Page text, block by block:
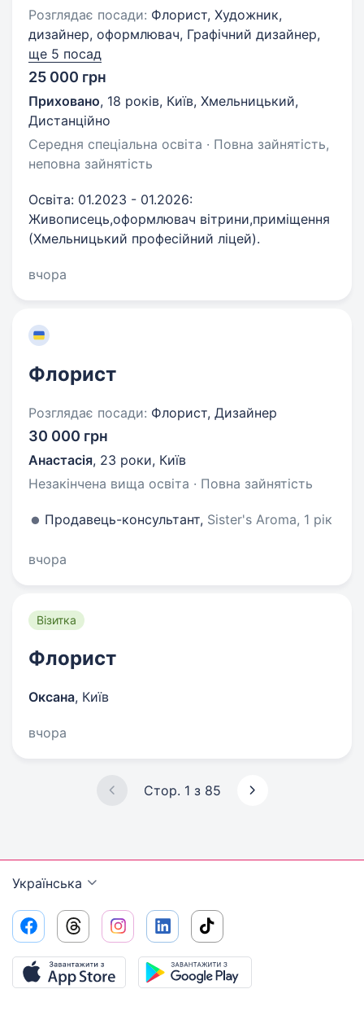
Розглядає посади: Флорист, Художник,
дизайнер, оформлювач, Графічний дизайнер,
ще 5 посад
25 000 грн
Приховано, 18 років, Київ, Хмельницький,
Дистанційно
Середня спеціальна освіта · Повна зайнятість,
неповна зайнятість
Освіта: 01.2023 - 01.2026:
Живописець,оформлювач вітрини,приміщення
(Хмельницький професійний ліцей).
вчора
Флорист
Розглядає посади: Флорист, Дизайнер
30 000 грн
Анастасія, 23 роки, Київ
Незакінчена вища освіта · Повна зайнятість
Продавець-консультант, Sister's Aroma, 1 рік
вчора
Візитка
Флорист
Оксана, Київ
вчора
Стор. 1 з 85
Українська